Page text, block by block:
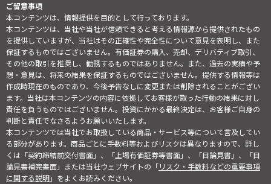
ご留意事項
本コンテンツは、情報提供を目的として行っております。
本コンテンツは、当社や当社が信頼できると考える情報源から提供されたもの
を提供していますが、当社はその正確性や完全性について意見を表明し、また
保証するものではございません。有価証券の購入、売却、デリバティブ取引、
その他の取引を推奨し、勧誘するものではありません。また、過去の実績や予
想・意見は、将来の結果を保証するものではございません。提供する情報等は
作成時現在のものであり、今後予告なしに変更または削除されることがござい
ます。当社は本コンテンツの内容に依拠してお客様が取った行動の結果に対し
責任を負うものではございません。投資にかかる最終決定は、お客様ご自身の
判断と責任でなさるようお願いいたします。
本コンテンツでは当社でお取扱している商品・サービス等について言及してい
る部分があります。商品ごとに手数料等およびリスクは異なりますので、詳し
くは「契約締結前交付書面」、「上場有価証券等書面」、「目論見書」、「目
論見書補完書面」または当社ウェブサイトの「リスク・手数料などの重要事項
に関する説明」をよくお読みください。